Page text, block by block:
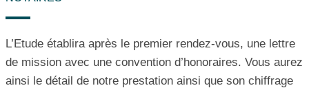
L’Etude établira après le premier rendez-vous, une lettre
de mission avec une convention d’honoraires. Vous aurez
ainsi le détail de notre prestation ainsi que son chiffrage